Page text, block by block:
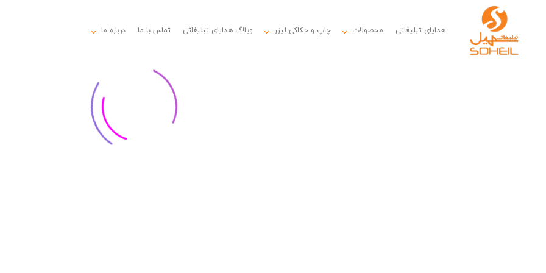
هدایای تبلیغاتی محصولات چاپ و حکاکی لیزر وبلاگ هدایای تبلیغاتی تماس با ما درباره ما